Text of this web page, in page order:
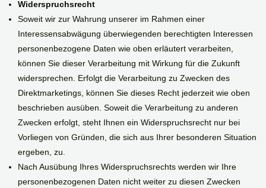
Widerspruchsrecht
Soweit wir zur Wahrung unserer im Rahmen einer
Interessensabwägung überwiegenden berechtigten Interessen
personenbezogene Daten wie oben erläutert verarbeiten,
können Sie dieser Verarbeitung mit Wirkung für die Zukunft
widersprechen. Erfolgt die Verarbeitung zu Zwecken des
Direktmarketings, können Sie dieses Recht jederzeit wie oben
beschrieben ausüben. Soweit die Verarbeitung zu anderen
Zwecken erfolgt, steht Ihnen ein Widerspruchsrecht nur bei
Vorliegen von Gründen, die sich aus Ihrer besonderen Situation
ergeben, zu.
Nach Ausübung Ihres Widerspruchsrechts werden wir Ihre
personenbezogenen Daten nicht weiter zu diesen Zwecken